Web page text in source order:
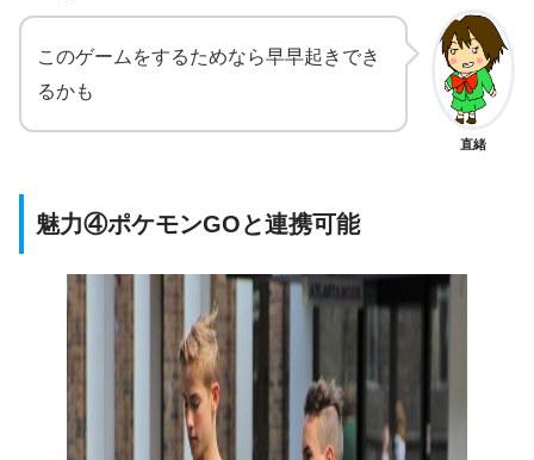
直緒
このゲームをするためなら早早起きでき
るかも
魅力④ポケモンGOと連携可能